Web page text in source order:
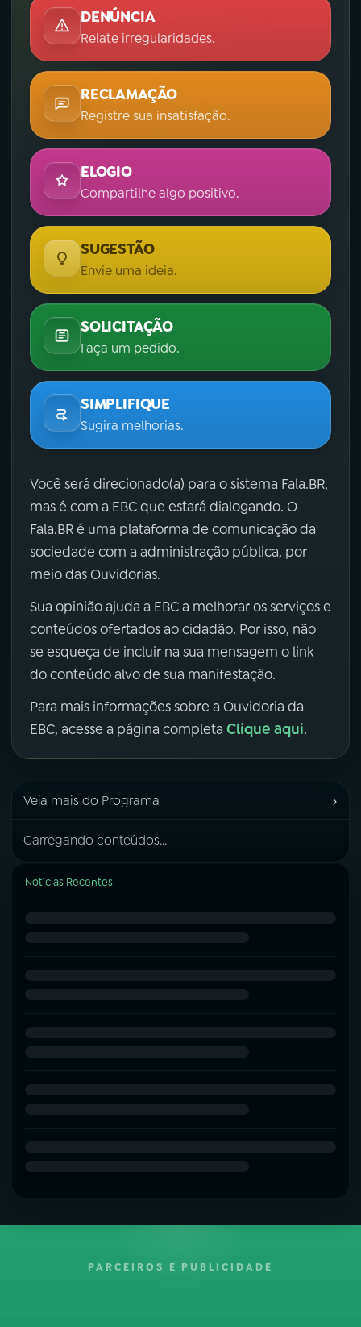
DENÚNCIA
Relate irregularidades.
RECLAMAÇÃO
Registre sua insatisfação.
ELOGIO
Compartilhe algo positivo.
SUGESTÃO
Envie uma ideia.
SOLICITAÇÃO
Faça um pedido.
SIMPLIFIQUE
Sugira melhorias.
Você será direcionado(a) para o sistema Fala.BR,
mas é com a EBC que estará dialogando. O
Fala.BR é uma plataforma de comunicação da
sociedade com a administração pública, por
meio das Ouvidorias.
Sua opinião ajuda a EBC a melhorar os serviços e
conteúdos ofertados ao cidadão. Por isso, não
se esqueça de incluir na sua mensagem o link
do conteúdo alvo de sua manifestação.
Para mais informações sobre a Ouvidoria da
EBC, acesse a página completa Clique aqui.
Veja mais do Programa ›
Carregando conteúdos...
Notícias Recentes
PARCEIROS E PUBLICIDADE